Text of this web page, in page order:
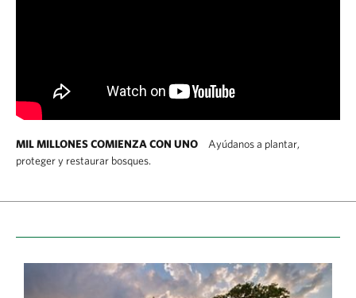
MIL MILLONES COMIENZA CON UNO
Ayúdanos a plantar,
proteger y restaurar bosques.